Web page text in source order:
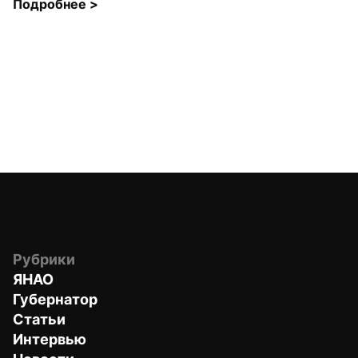
Подробнее >
Рубрики
ЯНАО
Губернатор
Статьи
Интервью